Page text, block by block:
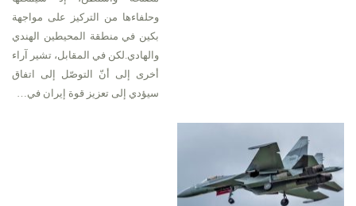
وحلفاءها من التركيز على مواجهة
بكين في منطقة المحيطين الهندي
والهادي.لكن في المقابل، تشير آراء
أخرى إلى أنّ التوصّل إلى اتفاق
سيؤدي إلى تعزيز قوة إيران في…